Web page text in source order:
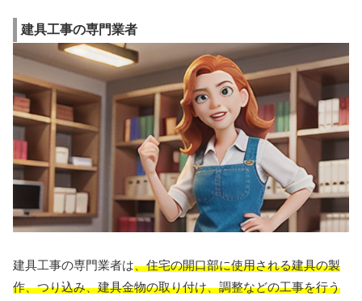
建具工事の専門業者
建具工事の専門業者は、住宅の開口部に使用される建具の製
作、つり込み、建具金物の取り付け、調整などの工事を行う